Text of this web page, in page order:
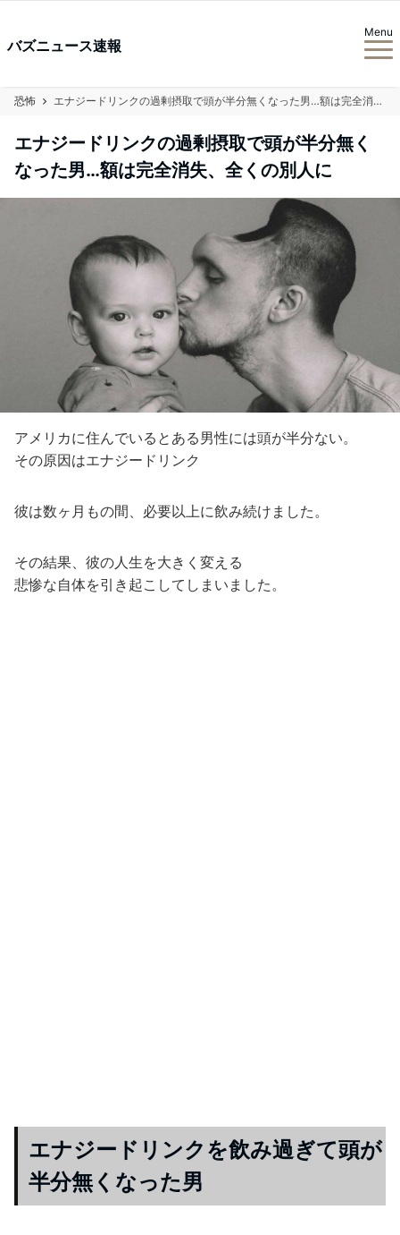
バズニュース速報
Menu
恐怖 エナジードリンクの過剰摂取で頭が半分無くなった男…額は完全消失、全くの別人に
エナジードリンクの過剰摂取で頭が半分無く
なった男…額は完全消失、全くの別人に
アメリカに住んでいるとある男性には頭が半分ない。
その原因はエナジードリンク
彼は数ヶ月もの間、必要以上に飲み続けました。
その結果、彼の人生を大きく変える
悲惨な自体を引き起こしてしまいました。
エナジードリンクを飲み過ぎて頭が
半分無くなった男